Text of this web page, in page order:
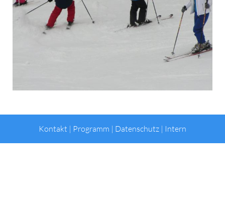
Kontakt | Programm | Datenschutz | Intern